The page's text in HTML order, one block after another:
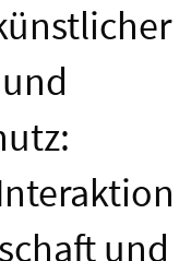
und